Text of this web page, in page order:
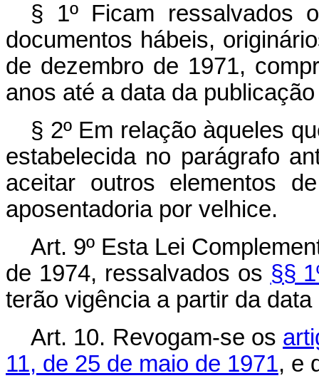
§ 1º Ficam ressalvados
documentos hábeis,
de dezembro de 1971,
anos até a data da
§ 2º Em relação àqueles
estabelecida no parágrafo
aceitar outros elementos
aposentadoria por velhice.
Art. 9º Esta Lei
de 1974, ressalvados os §§
terão vigência a partir da
Art. 10. Revogam-se os
11, de 25 de maio de 1971, e